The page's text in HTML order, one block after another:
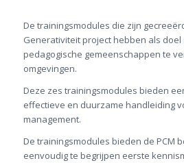
De trainingsmodules die zijn
Generativiteit project hebben als doel
pedagogische gemeenschappen te
omgevingen.
Deze zes trainingsmodules bieden
effectieve en duurzame handleiding
management.
De trainingsmodules bieden de PCM
eenvoudig te begrijpen eerste